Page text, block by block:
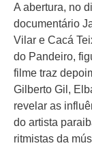
A abertura, no
documentário
Vilar e Cacá
do Pandeiro,
filme traz
Gilberto Gil,
revelar as
do artista
ritmistas da